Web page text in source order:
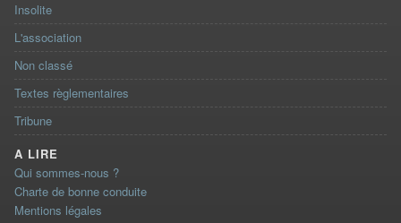
Insolite
L'association
Non classé
Textes règlementaires
Tribune
A LIRE
Qui sommes-nous ?
Charte de bonne conduite
Mentions légales